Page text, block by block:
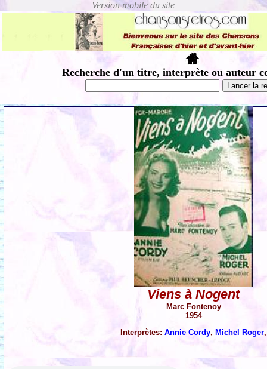
Recherche d'un titre, interprète ou auteur
Viens à Nogent
Marc Fontenoy
1954
Interprètes:Annie Cordy, Michel Roger,